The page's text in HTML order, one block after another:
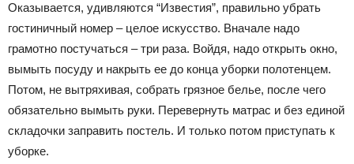
Оказывается, удивляются “Известия”, правильно убрать
гостиничный номер – целое искусство. Вначале надо
грамотно постучаться – три раза. Войдя, надо открыть окно,
вымыть посуду и накрыть ее до конца уборки полотенцем.
Потом, не вытряхивая, собрать грязное белье, после чего
обязательно вымыть руки. Перевернуть матрас и без единой
складочки заправить постель. И только потом приступать к
уборке.